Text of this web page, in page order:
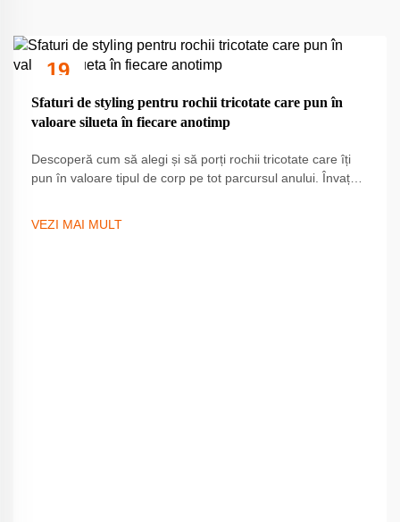
19
Sfaturi de styling pentru rochii tricotate care pun în
valoare silueta în fiecare anotimp
Descoperă cum să alegi și să porți rochii tricotate care îți
pun în valoare tipul de corp pe tot parcursul anului. Învață
VEZI MAI MULT